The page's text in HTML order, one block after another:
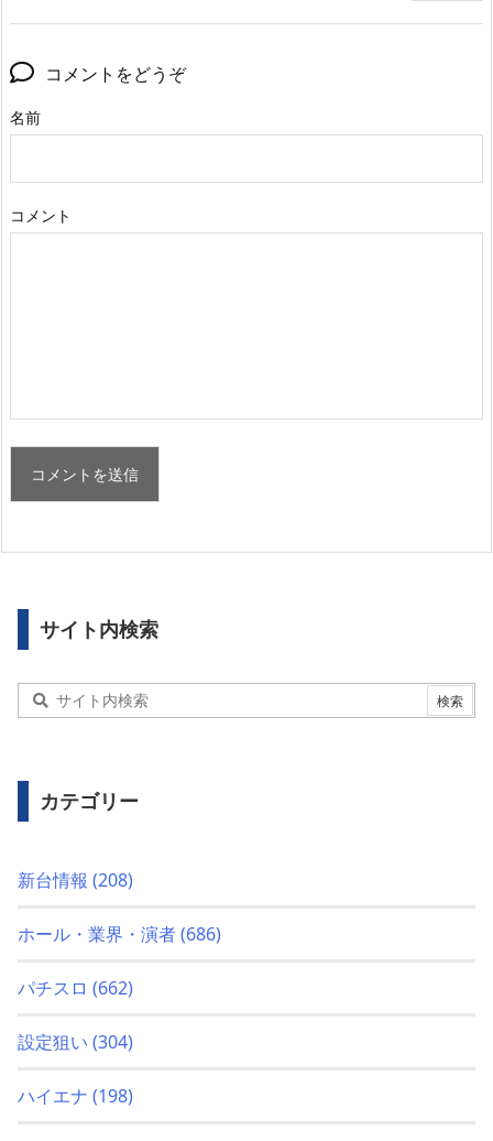
コメントをどうぞ
名前
コメント
サイト内検索
カテゴリー
新台情報 (208)
ホール・業界・演者(686)
パチスロ (662)
設定狙い (304)
ハイエナ (198)